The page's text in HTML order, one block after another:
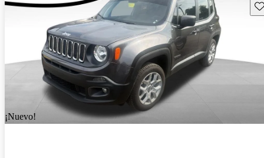
¡Nuevo!